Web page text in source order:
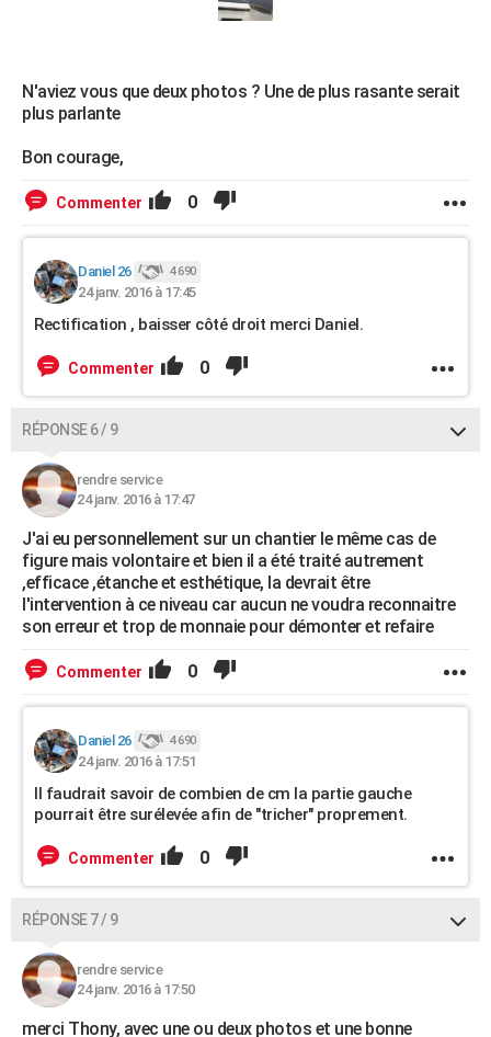
N'aviez vous que deux photos ? Une de plus rasante serait
plus parlante
Bon courage,
Commenter 0
Daniel 26 4 690
24 janv. 2016 à 17:45
Rectification , baisser côté droit merci Daniel.
Commenter 0
RÉPONSE 6 / 9
rendre service
24 janv. 2016 à 17:47
J'ai eu personnellement sur un chantier le même cas de
figure mais volontaire et bien il a été traité autrement
,efficace ,étanche et esthétique, la devrait être
l'intervention à ce niveau car aucun ne voudra reconnaitre
son erreur et trop de monnaie pour démonter et refaire
Commenter 0
Daniel 26 4 690
24 janv. 2016 à 17:51
Il faudrait savoir de combien de cm la partie gauche
pourrait être surélevée afin de "tricher" proprement.
Commenter 0
RÉPONSE 7 / 9
rendre service
24 janv. 2016 à 17:50
merci Thony, avec une ou deux photos et une bonne